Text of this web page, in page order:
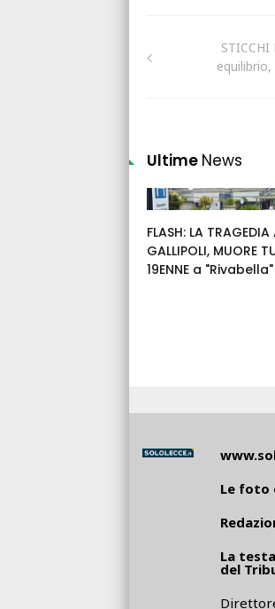
Ultime News
FLASH: LA TRAGEDIA
GALLIPOLI, MUORE
19ENNE a "Rivabella"
Le foto
La
del